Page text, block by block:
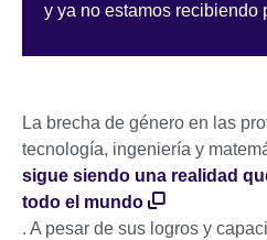
y ya no estamos recibiendo
La brecha de género en las
tecnología, ingeniería y
sigue siendo una realidad
todo el mundo
. A pesar de sus logros y